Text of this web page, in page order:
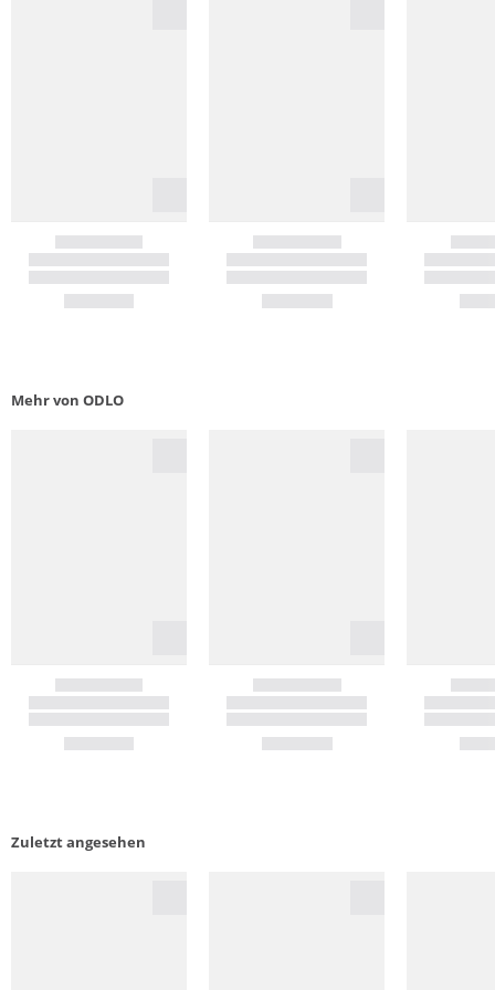
Mehr von ODLO
Zuletzt angesehen